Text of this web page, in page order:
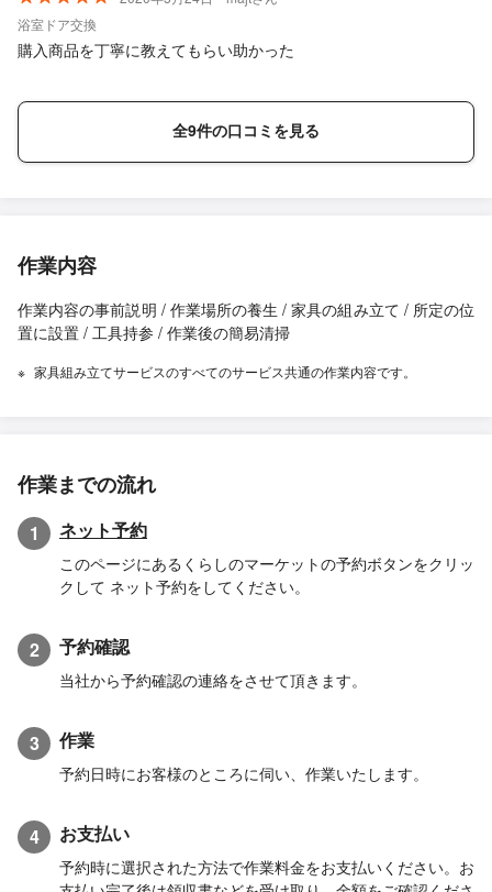
浴室ドア交換
購入商品を丁寧に教えてもらい助かった
全9件の口コミを見る
作業内容
作業内容の事前説明 / 作業場所の養生 / 家具の組み立て / 所定の位
置に設置 / 工具持参 / 作業後の簡易清掃
家具組み立てサービスのすべてのサービス共通の作業内容です。
作業までの流れ
1 ネット予約
このページにあるくらしのマーケットの予約ボタンをクリッ
クして ネット予約をしてください。
2 予約確認
当社から予約確認の連絡をさせて頂きます。
3 作業
予約日時にお客様のところに伺い、作業いたします。
4 お支払い
予約時に選択された方法で作業料金をお支払いください。お